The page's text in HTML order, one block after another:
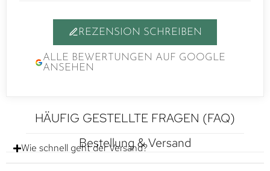
REZENSION SCHREIBEN
ALLE BEWERTUNGEN AUF GOOGLE
ANSEHEN
HÄUFIG GESTELLTE FRAGEN (FAQ)
Bestellung & Versand
Wie schnell geht der Versand?